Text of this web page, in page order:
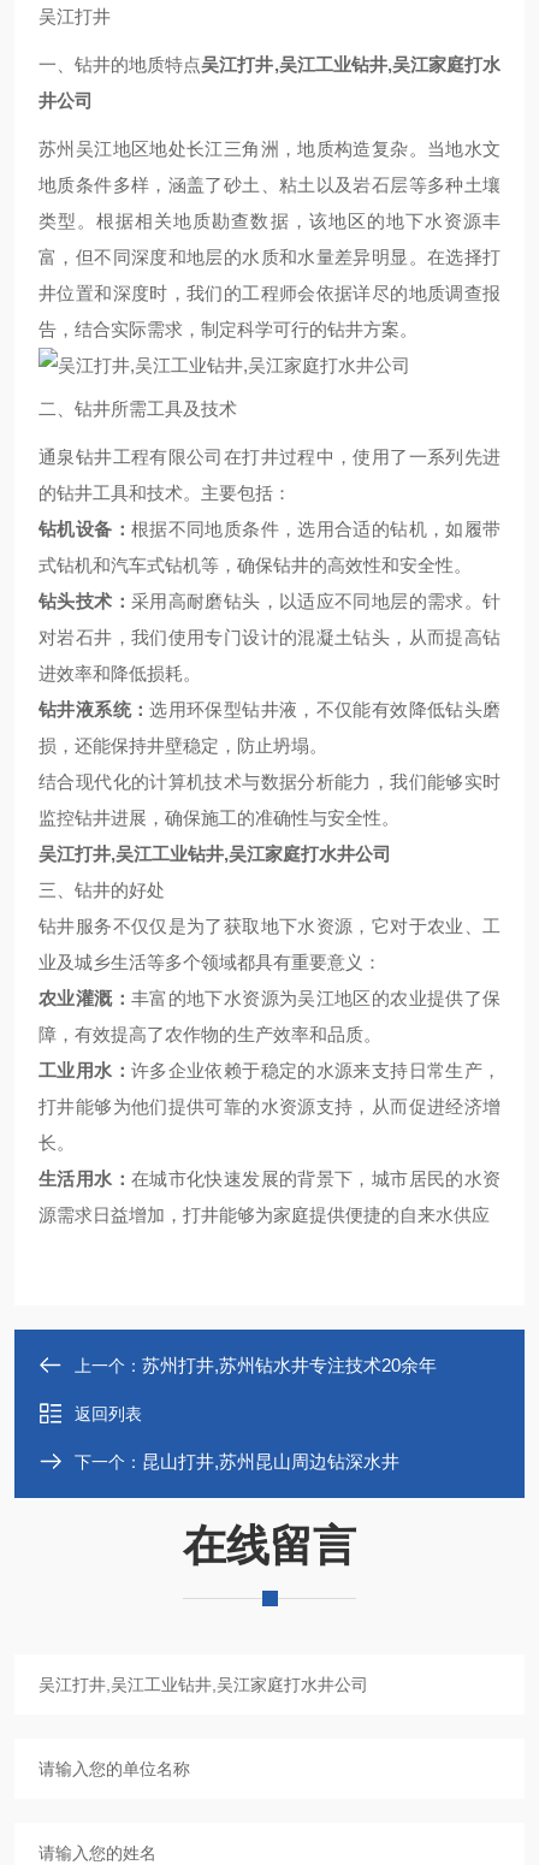
吴江打井
一、钻井的地质特点吴江打井,吴江工业钻井,吴江家庭打水
井公司
苏州吴江地区地处长江三角洲，地质构造复杂。当地水文
地质条件多样，涵盖了砂土、粘土以及岩石层等多种土壤
类型。根据相关地质勘查数据，该地区的地下水资源丰
富，但不同深度和地层的水质和水量差异明显。在选择打
井位置和深度时，我们的工程师会依据详尽的地质调查报
告，结合实际需求，制定科学可行的钻井方案。
二、钻井所需工具及技术
通泉钻井工程有限公司在打井过程中，使用了一系列先进
的钻井工具和技术。主要包括：
钻机设备： 根据不同地质条件，选用合适的钻机，如履带
式钻机和汽车式钻机等，确保钻井的高效性和安全性。
钻头技术： 采用高耐磨钻头，以适应不同地层的需求。针
对岩石井，我们使用专门设计的混凝土钻头，从而提高钻
进效率和降低损耗。
钻井液系统：选用环保型钻井液，不仅能有效降低钻头磨
损，还能保持井壁稳定，防止坍塌。
结合现代化的计算机技术与数据分析能力，我们能够实时
监控钻井进展，确保施工的准确性与安全性。
吴江打井,吴江工业钻井,吴江家庭打水井公司
三、钻井的好处
钻井服务不仅仅是为了获取地下水资源，它对于农业、工
业及城乡生活等多个领域都具有重要意义：
农业灌溉： 丰富的地下水资源为吴江地区的农业提供了保
障，有效提高了农作物的生产效率和品质。
工业用水： 许多企业依赖于稳定的水源来支持日常生产，
打井能够为他们提供可靠的水资源支持，从而促进经济增
长。
生活用水： 在城市化快速发展的背景下，城市居民的水资
源需求日益增加，打井能够为家庭提供便捷的自来水供应
上一个： 苏州打井,苏州钻水井专注技术20余年
返回列表
下一个： 昆山打井,苏州昆山周边钻深水井
在线留言